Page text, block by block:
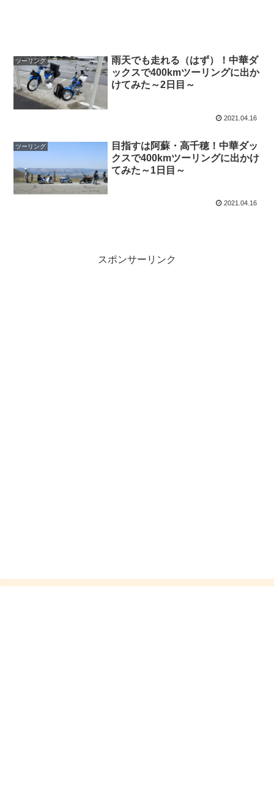
ツーリング
雨天でも走れる（はず）！中華ダ
ックスで400kmツーリングに出か
けてみた～2日目～
2021.04.16
ツーリング
目指すは阿蘇・高千穂！中華ダッ
クスで400kmツーリングに出かけ
てみた～1日目～
2021.04.16
スポンサーリンク